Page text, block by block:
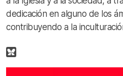
dedicación en alguno de los
contribuyendo a la